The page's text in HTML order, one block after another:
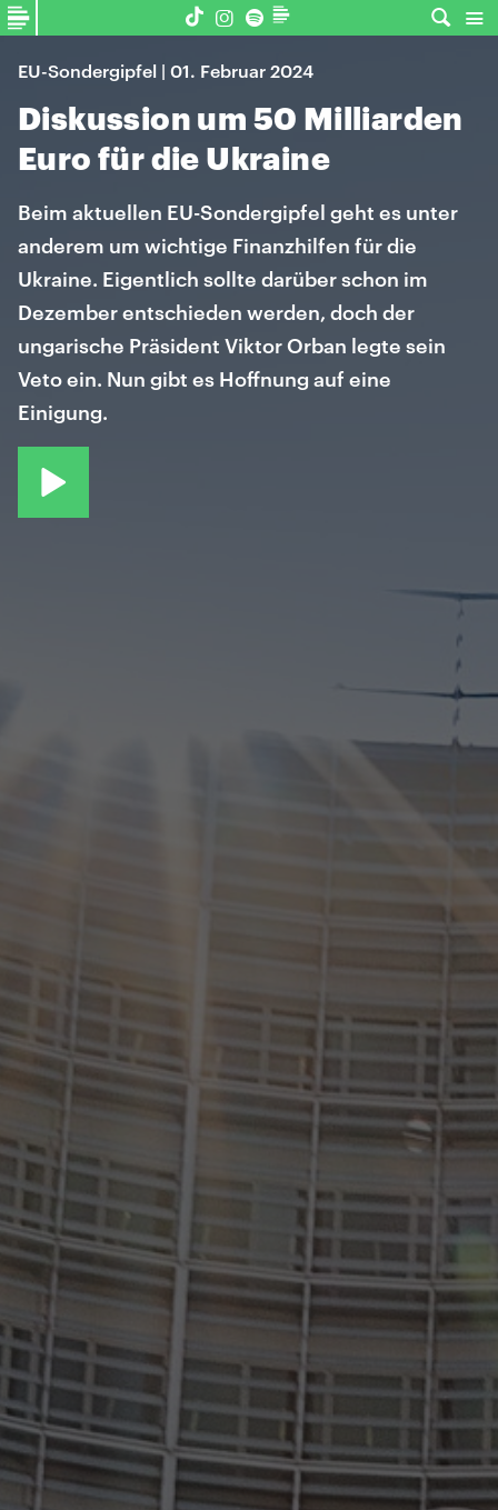
EU-Sondergipfel | 01. Februar 2024
Diskussion um 50 Milliarden
Euro für die Ukraine
Beim aktuellen EU-Sondergipfel geht es unter
anderem um wichtige Finanzhilfen für die
Ukraine. Eigentlich sollte darüber schon im
Dezember entschieden werden, doch der
ungarische Präsident Viktor Orban legte sein
Veto ein. Nun gibt es Hoffnung auf eine
Einigung.